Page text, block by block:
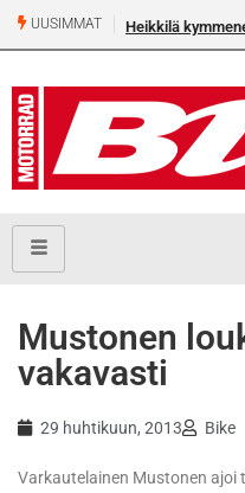
UUSIMMAT Heikkilä
Mustonen
vakavasti
29 huhtikuun, 2013 Bike
Varkautelainen Mustonen ajoi